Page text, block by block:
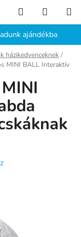
ajándékba
KeresésKOSÁR
házikedvenceknek /
MINI BALL Interaktív